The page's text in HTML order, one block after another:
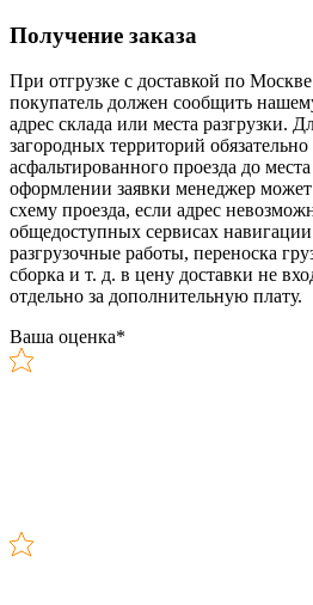
Получение заказа
При отгрузке с доставкой по
покупатель должен сообщить
адрес склада или места разгрузки.
загородных территорий
асфальтированного проезда до
оформлении заявки менеджер может
схему проезда, если адрес
общедоступных сервисах
разгрузочные работы, переноска
сборка и т. д. в цену доставки не
отдельно за дополнительную плату.
Ваша оценка*